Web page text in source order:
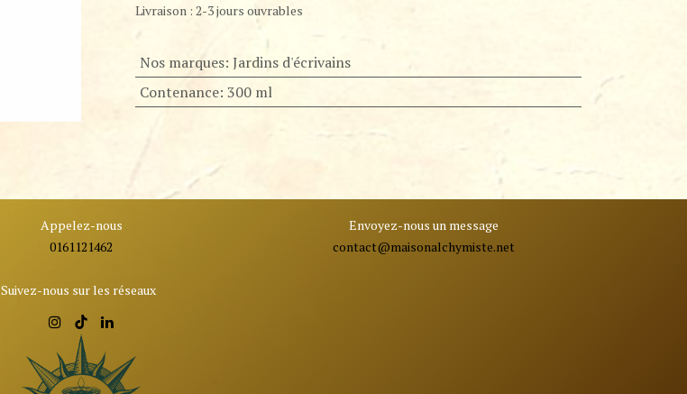
Livraison : 2-3 jours ouvrables
Nos marques: Jardins d'écrivains
Contenance: 300 ml
Appelez-nous
0161121462
Envoyez-nous un message
contact@maisonalchymiste.net
Suivez-nous sur les réseaux